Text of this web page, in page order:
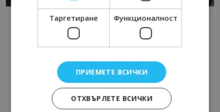
Таргетиране Функционалност
ПРИЕМЕТЕ ВСИЧКИ
ОТХВЪРЛЕТЕ ВСИЧКИ